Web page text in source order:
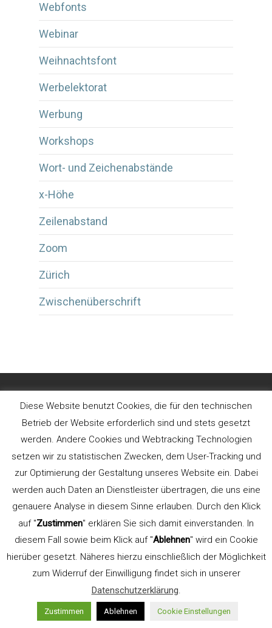
Webfonts
Webinar
Weihnachtsfont
Werbelektorat
Werbung
Workshops
Wort- und Zeichenabstände
x-Höhe
Zeilenabstand
Zoom
Zürich
Zwischenüberschrift
Uwe Steinacker
Gelernter Schriftsetzer
und
Kommunikationsdesigner. Gründer der
Werbeagentur
LEHN.STEIN
Lehrbeauftragter für Typografie an der
2015). Gründer und Seminarleiter
Referent der AGD
Diese Website benutzt Cookies, die für den technischen
Betrieb der Website erforderlich sind und stets gesetzt
werden. Andere Cookies und Webtracking Technologien
setzen wir zu statistischen Zwecken, dem User-Tracking und
zur Optimierung der Gestaltung unseres Website ein. Dabei
werden auch Daten an Dienstleister übertragen, die uns eine
genauere Analyse in diesem Sinne erlauben. Durch den Klick
auf "Zustimmen" erklären Sie sich damit einverstanden. In
diesem Fall sowie beim Klick auf "Ablehnen" wird ein Cookie
hierüber gesetzt. Näheres hierzu einschließlich der Möglichkeit
zum Widerruf der Einwilligung findet sich in unserer
Datenschutzerklärung.
Zustimmen Ablehnen Cookie Einstellungen